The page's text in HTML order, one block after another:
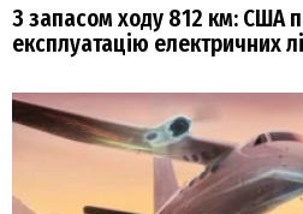
З запасом ходу 812 км: США
експлуатацію електричних